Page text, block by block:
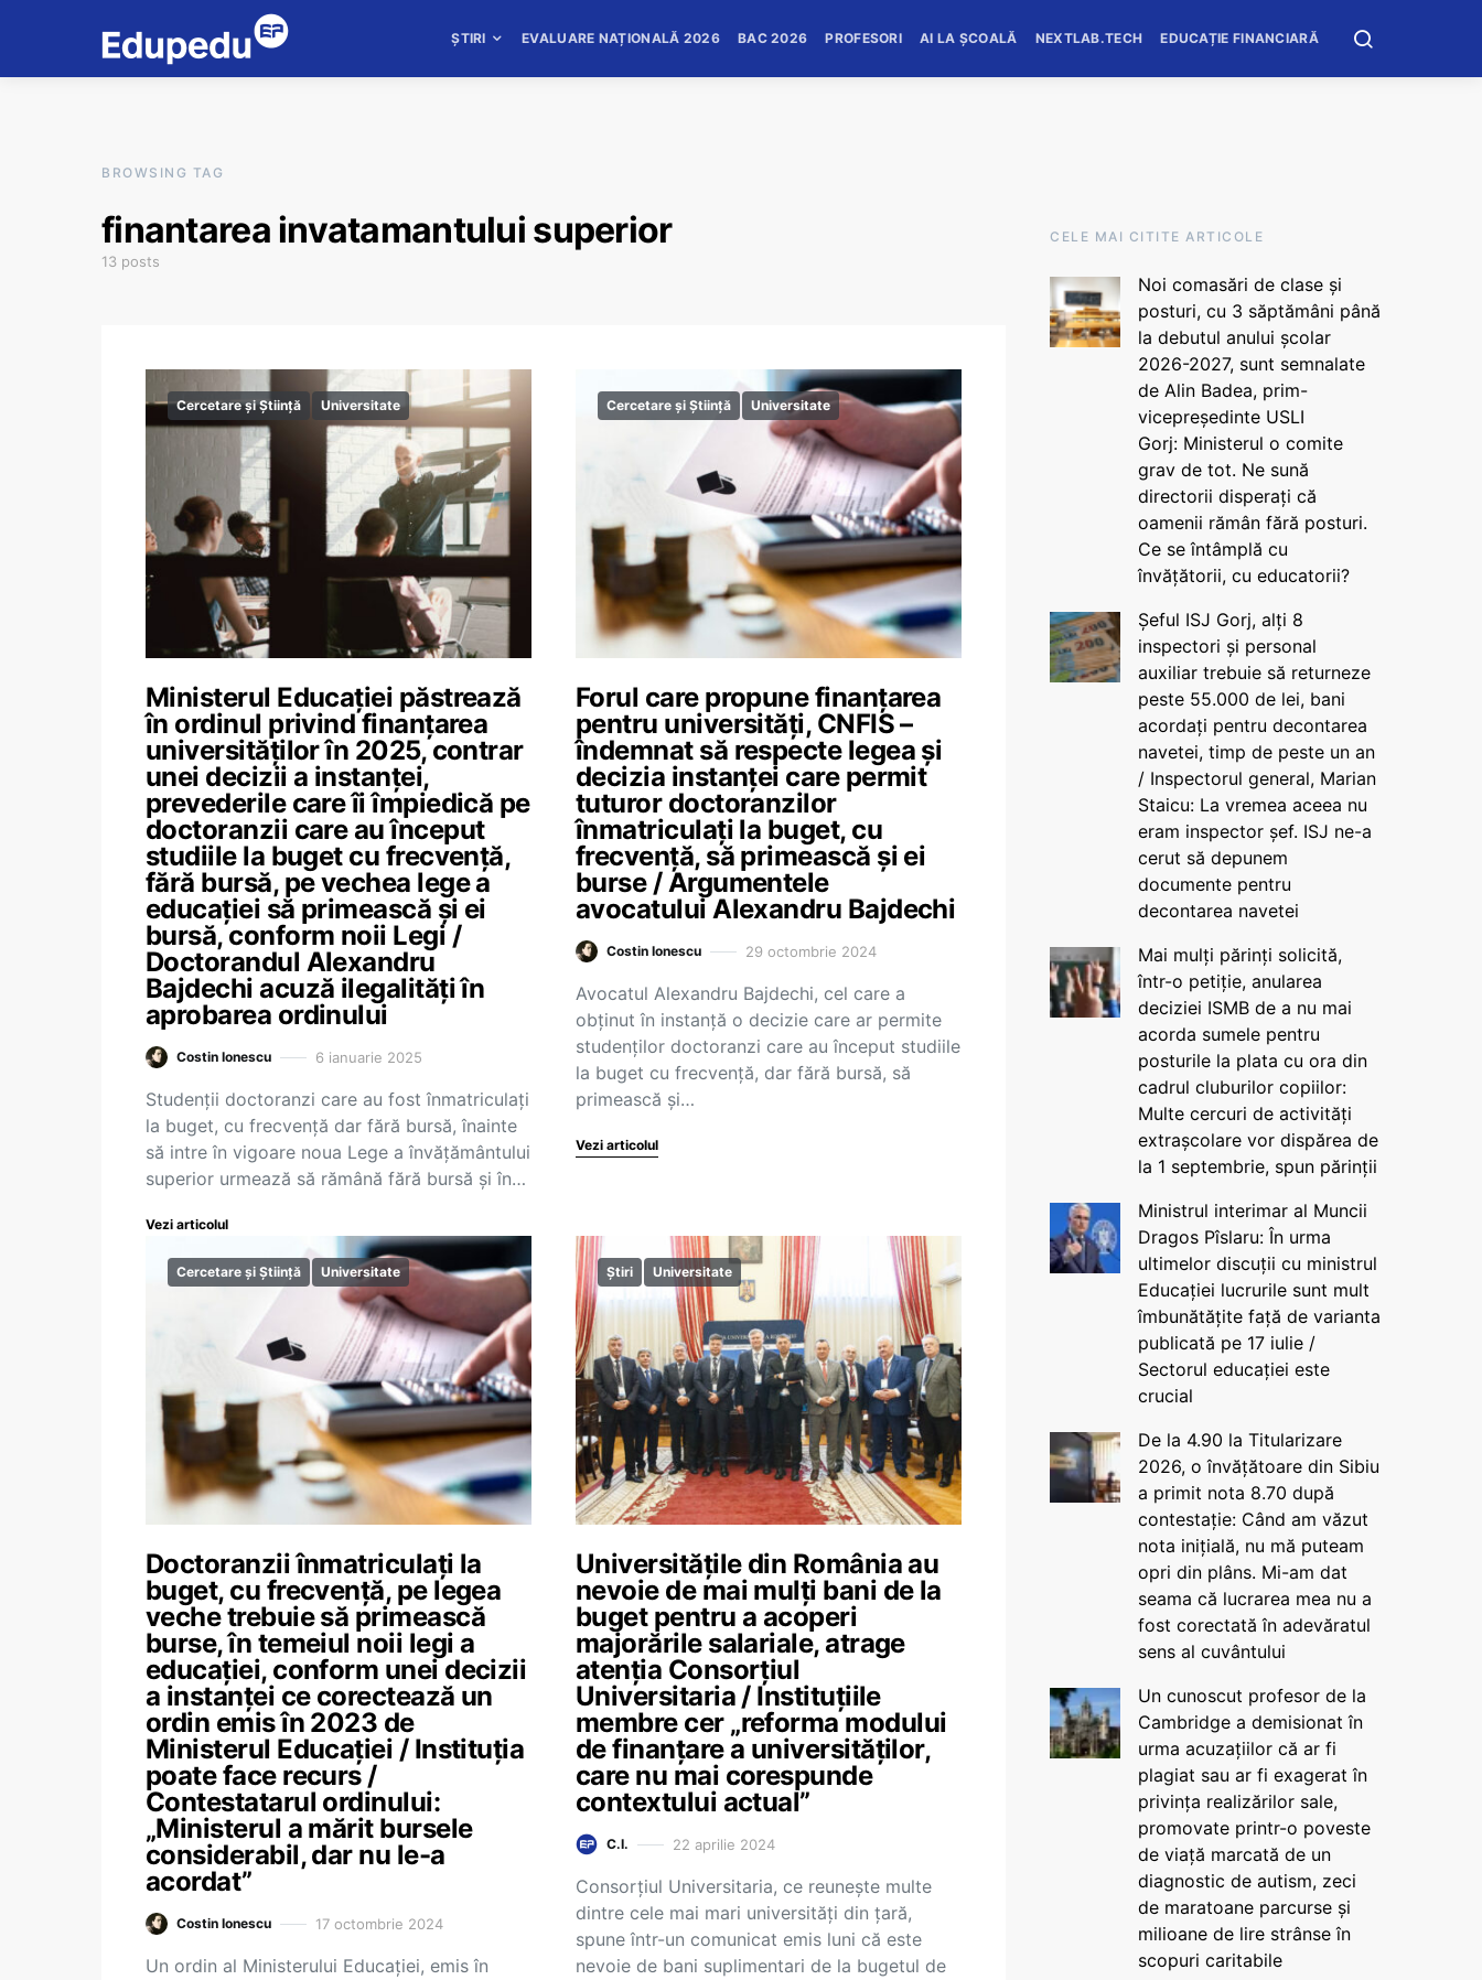
ȘTIRI EVALUARE NAȚIONALĂ 2026 BAC 2026 PROFESORI AI LA ȘCOALĂ NEXTLAB.TECH EDUCAȚIE FINANCIARĂ
BROWSING TAG
finantarea invatamantului superior
13 posts
Cercetare și Știință Universitate
Ministerul Educației păstrează
în ordinul privind finanțarea
universităților în 2025, contrar
unei decizii a instanței,
prevederile care îi împiedică pe
doctoranzii care au început
studiile la buget cu frecvență,
fără bursă, pe vechea lege a
educației să primească și ei
bursă, conform noii Legi /
Doctorandul Alexandru
Bajdechi acuză ilegalități în
aprobarea ordinului
Costin Ionescu 6 ianuarie 2025
Studenții doctoranzi care au fost înmatriculați
la buget, cu frecvență dar fără bursă, înainte
să intre în vigoare noua Lege a învățământului
superior urmează să rămână fără bursă și în…
Vezi articolul
Cercetare și Știință Universitate
Forul care propune finanțarea
pentru universități, CNFIS –
îndemnat să respecte legea și
decizia instanței care permit
tuturor doctoranzilor
înmatriculați la buget, cu
frecvență, să primească și ei
burse / Argumentele
avocatului Alexandru Bajdechi
Costin Ionescu 29 octombrie 2024
Avocatul Alexandru Bajdechi, cel care a
obținut în instanță o decizie care ar permite
studenților doctoranzi care au început studiile
la buget cu frecvență, dar fără bursă, să
primească și…
Vezi articolul
Cercetare și Știință Universitate
Doctoranzii înmatriculați la
buget, cu frecvență, pe legea
veche trebuie să primească
burse, în temeiul noii legi a
educației, conform unei decizii
a instanței ce corectează un
ordin emis în 2023 de
Ministerul Educației / Instituția
poate face recurs /
Contestatarul ordinului:
„Ministerul a mărit bursele
considerabil, dar nu le-a
acordat”
Costin Ionescu 17 octombrie 2024
Un ordin al Ministerului Educației, emis în
Știri Universitate
Universitățile din România au
nevoie de mai mulți bani de la
buget pentru a acoperi
majorările salariale, atrage
atenția Consorțiul
Universitaria / Instituțiile
membre cer „reforma modului
de finanțare a universităților,
care nu mai corespunde
contextului actual”
C.I. 22 aprilie 2024
Consorțiul Universitaria, ce reunește multe
dintre cele mai mari universități din țară,
spune într-un comunicat emis luni că este
nevoie de bani suplimentari de la bugetul de
CELE MAI CITITE ARTICOLE
Noi comasări de clase și
posturi, cu 3 săptămâni până
la debutul anului școlar
2026-2027, sunt semnalate
de Alin Badea, prim-
vicepreședinte USLI
Gorj: Ministerul o comite
grav de tot. Ne sună
directorii disperați că
oamenii rămân fără posturi.
Ce se întâmplă cu
învățătorii, cu educatorii?
Șeful ISJ Gorj, alți 8
inspectori și personal
auxiliar trebuie să returneze
peste 55.000 de lei, bani
acordați pentru decontarea
navetei, timp de peste un an
/ Inspectorul general, Marian
Staicu: La vremea aceea nu
eram inspector șef. ISJ ne-a
cerut să depunem
documente pentru
decontarea navetei
Mai mulți părinți solicită,
într-o petiție, anularea
deciziei ISMB de a nu mai
acorda sumele pentru
posturile la plata cu ora din
cadrul cluburilor copiilor:
Multe cercuri de activități
extrașcolare vor dispărea de
la 1 septembrie, spun părinții
Ministrul interimar al Muncii
Dragos Pîslaru: În urma
ultimelor discuții cu ministrul
Educației lucrurile sunt mult
îmbunătățite față de varianta
publicată pe 17 iulie /
Sectorul educației este
crucial
De la 4.90 la Titularizare
2026, o învățătoare din Sibiu
a primit nota 8.70 după
contestație: Când am văzut
nota inițială, nu mă puteam
opri din plâns. Mi-am dat
seama că lucrarea mea nu a
fost corectată în adevăratul
sens al cuvântului
Un cunoscut profesor de la
Cambridge a demisionat în
urma acuzațiilor că ar fi
plagiat sau ar fi exagerat în
privința realizărilor sale,
promovate printr-o poveste
de viață marcată de un
diagnostic de autism, zeci
de maratoane parcurse și
milioane de lire strânse în
scopuri caritabile